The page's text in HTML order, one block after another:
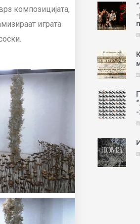
композицијата,
играта